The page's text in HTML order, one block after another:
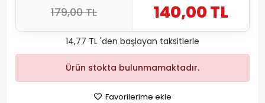
179,00 TL 140,00 TL
14,77 TL 'den başlayan taksitlerle
Ürün stokta bulunmamaktadır.
Favorilerime ekle